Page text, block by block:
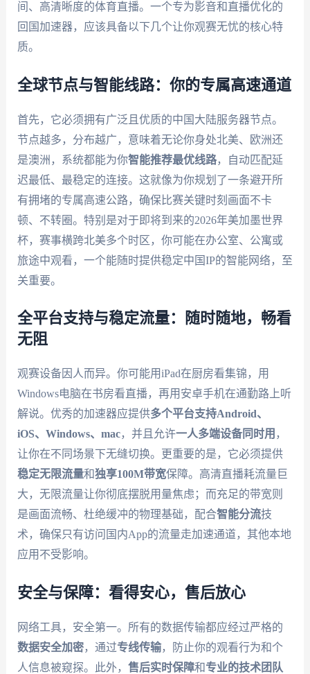
间、高清晰度的体育直播。一个专为影音和直播优化的
回国加速器，应该具备以下几个让你观赛无忧的核心特
质。
全球节点与智能线路：你的专属高速通道
首先，它必须拥有广泛且优质的中国大陆服务器节点。
节点越多，分布越广，意味着无论你身处北美、欧洲还
是澳洲，系统都能为你智能推荐最优线路，自动匹配延
迟最低、最稳定的连接。这就像为你规划了一条避开所
有拥堵的专属高速公路，确保比赛关键时刻画面不卡
顿、不转圈。特别是对于即将到来的2026年美加墨世界
杯，赛事横跨北美多个时区，你可能在办公室、公寓或
旅途中观看，一个能随时提供稳定中国IP的智能网络，至
关重要。
全平台支持与稳定流量：随时随地，畅看
无阻
观赛设备因人而异。你可能用iPad在厨房看集锦，用
Windows电脑在书房看直播，再用安卓手机在通勤路上听
解说。优秀的加速器应提供多个平台支持Android、
iOS、Windows、mac，并且允许一人多端设备同时用 ，
让你在不同场景下无缝切换。更重要的是，它必须提供
稳定无限流量和独享100M带宽保障。高清直播耗流量巨
大，无限流量让你彻底摆脱用量焦虑；而充足的带宽则
是画面流畅、杜绝缓冲的物理基础，配合智能分流技
术，确保只有访问国内App的流量走加速通道，其他本地
应用不受影响。
安全与保障：看得安心，售后放心
网络工具，安全第一。所有的数据传输都应经过严格的
数据安全加密，通过专线传输，防止你的观看行为和个
人信息被窥探。此外， 售后实时保障和专业的技术团队